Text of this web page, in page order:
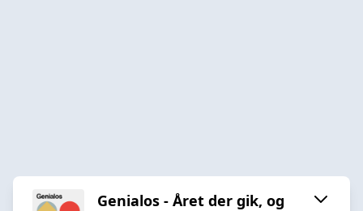
Genialos - Året der gik, og